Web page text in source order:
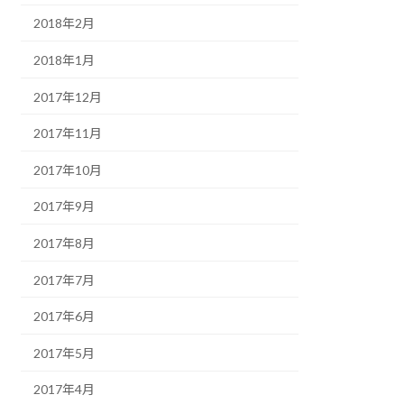
2018年2月
2018年1月
2017年12月
2017年11月
2017年10月
2017年9月
2017年8月
2017年7月
2017年6月
2017年5月
2017年4月